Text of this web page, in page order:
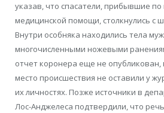
указав, что спасатели, прибывшие
медицинской помощи, столкнулись с
Внутри особняка находились тела
многочисленными ножевыми
отчет коронера еще не опубликован,
место происшествия не оставили у
их личностях. Позже источники в
Лос-Анджелеса подтвердили, что